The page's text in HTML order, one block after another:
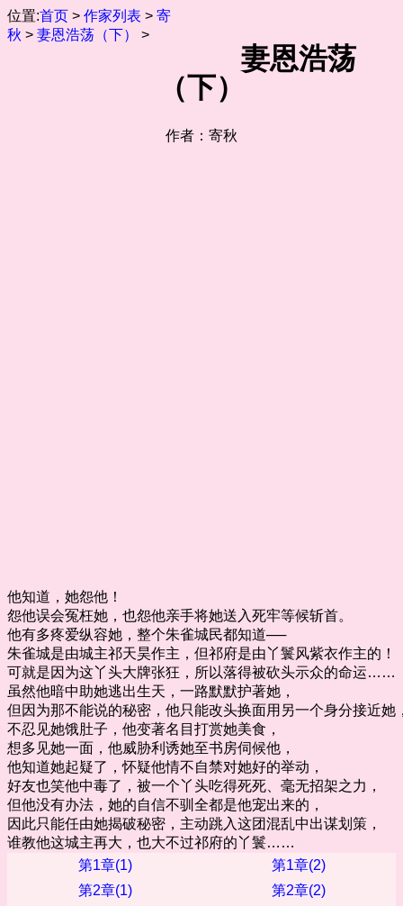
位置:首页 > 作家列表 > 寄
秋 > 妻恩浩荡（下） >
妻恩浩荡
（下）
作者：寄秋
他知道，她怨他！
怨他误会冤枉她，也怨他亲手将她送入死牢等候斩首。
他有多疼爱纵容她，整个朱雀城民都知道──
朱雀城是由城主祁天昊作主，但祁府是由丫鬟风紫衣作主的！
可就是因为这丫头大牌张狂，所以落得被砍头示众的命运……
虽然他暗中助她逃出生天，一路默默护著她，
但因为那不能说的秘密，他只能改头换面用另一个身分接近她
不忍见她饿肚子，他变著名目打赏她美食，
想多见她一面，他威胁利诱她至书房伺候他，
他知道她起疑了，怀疑他情不自禁对她好的举动，
好友也笑他中毒了，被一个丫头吃得死死、毫无招架之力，
但他没有办法，她的自信不驯全都是他宠出来的，
因此只能任由她揭破秘密，主动跳入这团混乱中出谋划策，
谁教他这城主再大，也大不过祁府的丫鬟……
第1章(1)
第1章(2)
第2章(1)
第2章(2)